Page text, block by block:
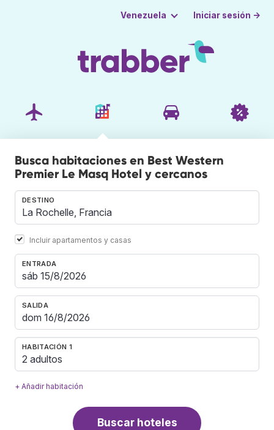
Venezuela Iniciar sesión →
Busca habitaciones en Best Western
Premier Le Masq Hotel y cercanos
DESTINO
Incluir apartamentos y casas
ENTRADA
SALIDA
HABITACIÓN 1
2 adultos
+ Añadir habitación
Buscar hoteles